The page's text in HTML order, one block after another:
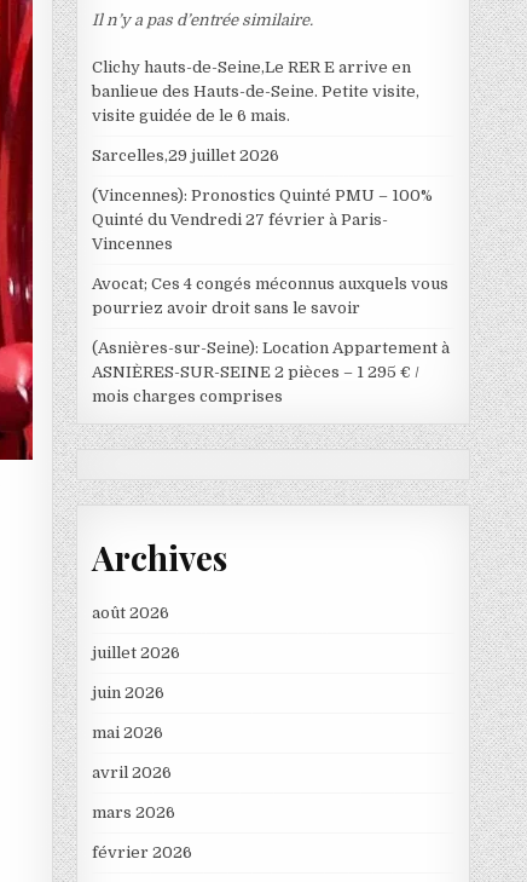
Il n’y a pas d’entrée similaire.
Clichy hauts-de-Seine,Le RER E arrive en
banlieue des Hauts-de-Seine. Petite visite,
visite guidée de le 6 mais.
Sarcelles,29 juillet 2026
(Vincennes): Pronostics Quinté PMU – 100%
Quinté du Vendredi 27 février à Paris-
Vincennes
Avocat; Ces 4 congés méconnus auxquels vous
pourriez avoir droit sans le savoir
(Asnières-sur-Seine): Location Appartement à
ASNIÈRES-SUR-SEINE 2 pièces – 1 295 € /
mois charges comprises
Archives
août 2026
juillet 2026
juin 2026
mai 2026
avril 2026
mars 2026
février 2026